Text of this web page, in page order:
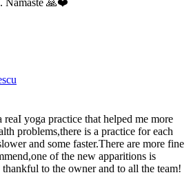
reaI yoga practice that helped me more
problems,there is a practice for each
and some faster.There are more fine
of the new apparitions is
to the owner and to all the team!